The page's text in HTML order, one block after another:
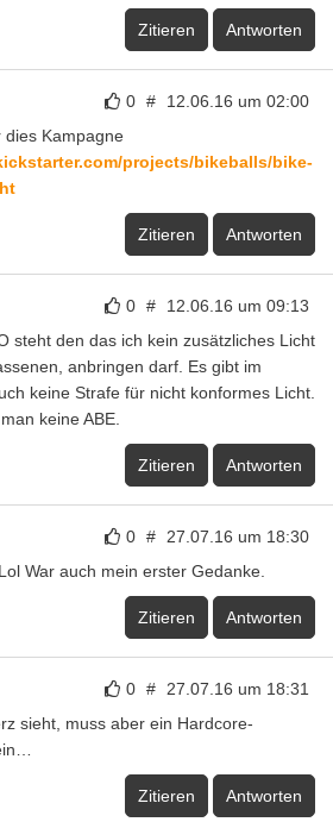
Zitieren Antworten
0 # 27.07.16 um 18:30
War auch mein erster Gedanke.
0 # 27.07.16 um 18:31
Zitieren Antworten
das letzte an das ich dachte, als ich das
Zitieren Antworten
# 27.07.16 um 20:31
Zitieren Antworten
# 28.07.16 um 07:35